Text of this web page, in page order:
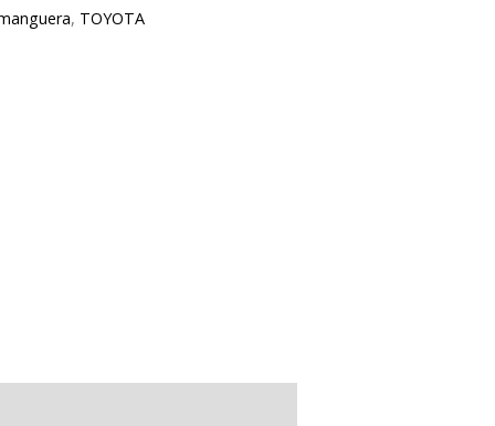
, TOYOTA